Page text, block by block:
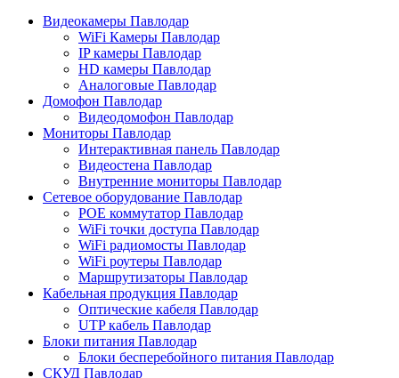
Видеокамеры Павлодар
WiFi Камеры Павлодар
IP камеры Павлодар
HD камеры Павлодар
Аналоговые Павлодар
Домофон Павлодар
Видеодомофон Павлодар
Мониторы Павлодар
Интерактивная панель Павлодар
Видеостена Павлодар
Внутренние мониторы Павлодар
Сетевое оборудование Павлодар
POE коммутатор Павлодар
WiFi точки доступа Павлодар
WiFi радиомосты Павлодар
WiFi роутеры Павлодар
Маршрутизаторы Павлодар
Кабельная продукция Павлодар
Оптические кабеля Павлодар
UTP кабель Павлодар
Блоки питания Павлодар
Блоки бесперебойного питания Павлодар
СКУД Павлодар